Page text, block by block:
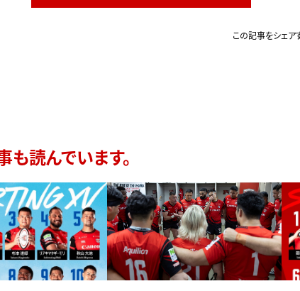
この記事をシェア
読んでいます。